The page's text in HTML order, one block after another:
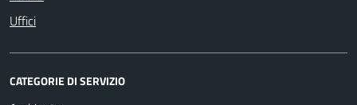
Uffici
CATEGORIE DI SERVIZIO